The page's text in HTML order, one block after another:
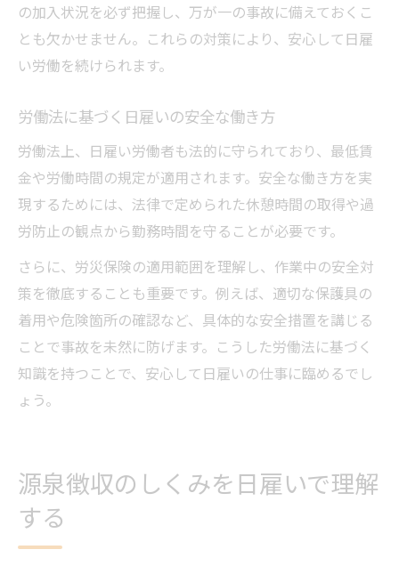
の加入状況を必ず把握し、万が一の事故に備えておくこ
とも欠かせません。これらの対策により、安心して日雇
い労働を続けられます。
労働法に基づく日雇いの安全な働き方
労働法上、日雇い労働者も法的に守られており、最低賃
金や労働時間の規定が適用されます。安全な働き方を実
現するためには、法律で定められた休憩時間の取得や過
労防止の観点から勤務時間を守ることが必要です。
さらに、労災保険の適用範囲を理解し、作業中の安全対
策を徹底することも重要です。例えば、適切な保護具の
着用や危険箇所の確認など、具体的な安全措置を講じる
ことで事故を未然に防げます。こうした労働法に基づく
知識を持つことで、安心して日雇いの仕事に臨めるでし
ょう。
源泉徴収のしくみを日雇いで理解
する